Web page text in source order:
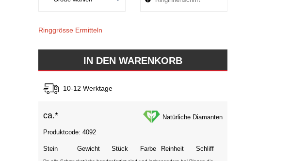
Ringgrösse Ermitteln
10-12 Werktage
ca.* Natürliche Diamanten
Produktcode: 4092
Stein Gewicht Stück Farbe Reinheit Schliff